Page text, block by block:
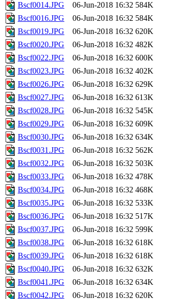
Bscf0014.JPG
06-Jun-2018 16:32 584K
Bscf0016.JPG
06-Jun-2018 16:32 584K
Bscf0019.JPG
06-Jun-2018 16:32 620K
Bscf0020.JPG
06-Jun-2018 16:32 482K
Bscf0022.JPG
06-Jun-2018 16:32 600K
Bscf0023.JPG
06-Jun-2018 16:32 402K
Bscf0026.JPG
06-Jun-2018 16:32 629K
Bscf0027.JPG
06-Jun-2018 16:32 613K
Bscf0028.JPG
06-Jun-2018 16:32 545K
Bscf0029.JPG
06-Jun-2018 16:32 609K
Bscf0030.JPG
06-Jun-2018 16:32 634K
Bscf0031.JPG
06-Jun-2018 16:32 562K
Bscf0032.JPG
06-Jun-2018 16:32 503K
Bscf0033.JPG
06-Jun-2018 16:32 478K
Bscf0034.JPG
06-Jun-2018 16:32 468K
Bscf0035.JPG
06-Jun-2018 16:32 533K
Bscf0036.JPG
06-Jun-2018 16:32 517K
Bscf0037.JPG
06-Jun-2018 16:32 599K
Bscf0038.JPG
06-Jun-2018 16:32 618K
Bscf0039.JPG
06-Jun-2018 16:32 618K
Bscf0040.JPG
06-Jun-2018 16:32 632K
Bscf0041.JPG
06-Jun-2018 16:32 634K
Bscf0042.JPG
06-Jun-2018 16:32 620K